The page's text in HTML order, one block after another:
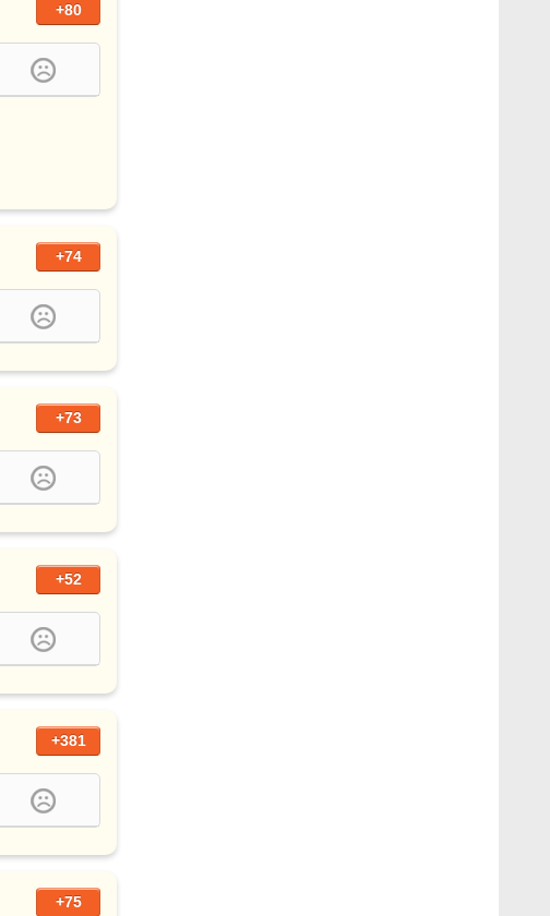
+80
+74
+73
+52
+381
+75